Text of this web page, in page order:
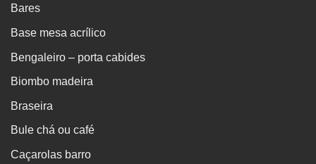
Bares
Base mesa acrílico
Bengaleiro – porta cabides
Biombo madeira
Braseira
Bule chá ou café
Caçarolas barro